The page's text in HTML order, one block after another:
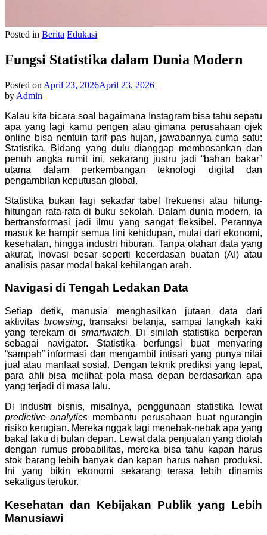
Posted in Berita Edukasi
Fungsi Statistika dalam Dunia Modern
Posted on April 23, 2026April 23, 2026
by Admin
Kalau kita bicara soal bagaimana Instagram bisa tahu sepatu
apa yang lagi kamu pengen atau gimana perusahaan ojek
online bisa nentuin tarif pas hujan, jawabannya cuma satu:
Statistika. Bidang yang dulu dianggap membosankan dan
penuh angka rumit ini, sekarang justru jadi “bahan bakar”
utama dalam perkembangan teknologi digital dan
pengambilan keputusan global.
Statistika bukan lagi sekadar tabel frekuensi atau hitung-
hitungan rata-rata di buku sekolah. Dalam dunia modern, ia
bertransformasi jadi ilmu yang sangat fleksibel. Perannya
masuk ke hampir semua lini kehidupan, mulai dari ekonomi,
kesehatan, hingga industri hiburan. Tanpa olahan data yang
akurat, inovasi besar seperti kecerdasan buatan (AI) atau
analisis pasar modal bakal kehilangan arah.
Navigasi di Tengah Ledakan Data
Setiap detik, manusia menghasilkan jutaan data dari
aktivitas browsing, transaksi belanja, sampai langkah kaki
yang terekam di smartwatch. Di sinilah statistika berperan
sebagai navigator. Statistika berfungsi buat menyaring
“sampah” informasi dan mengambil intisari yang punya nilai
jual atau manfaat sosial. Dengan teknik prediksi yang tepat,
para ahli bisa melihat pola masa depan berdasarkan apa
yang terjadi di masa lalu.
Di industri bisnis, misalnya, penggunaan statistika lewat
predictive analytics membantu perusahaan buat ngurangin
risiko kerugian. Mereka nggak lagi menebak-nebak apa yang
bakal laku di bulan depan. Lewat data penjualan yang diolah
dengan rumus probabilitas, mereka bisa tahu kapan harus
stok barang lebih banyak dan kapan harus nahan produksi.
Ini yang bikin ekonomi sekarang terasa lebih dinamis
sekaligus terukur.
Kesehatan dan Kebijakan Publik yang Lebih
Manusiawi